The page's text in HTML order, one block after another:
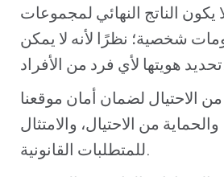
يكون الناتج النهائي لمجموعات
شخصية؛ نظرًا لأنه لا يمكن
من الاحتيال لضمان أمان موقعنا
والحماية من الاحتيال، والامتثال
للمتطلبات القانونية.